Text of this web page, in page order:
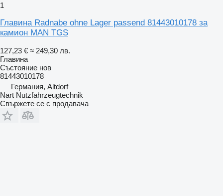
1
Главина Radnabe ohne Lager passend 81443010178 за
камион MAN TGS
127,23 € ≈ 249,30 лв.
Главина
Състояние нов
81443010178
Германия, Altdorf
Nart Nutzfahrzeugtechnik
Свържете се с продавача